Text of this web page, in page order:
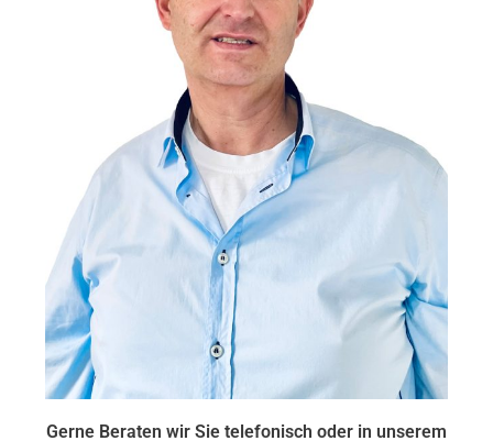
Gerne Beraten wir Sie telefonisch oder in unserem